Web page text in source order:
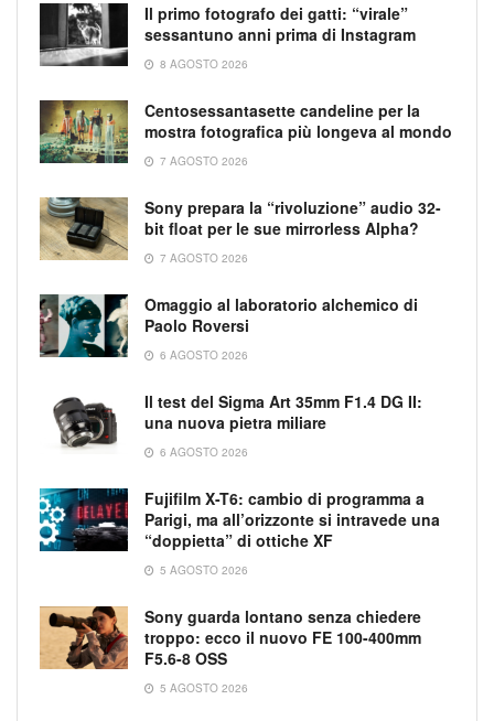
Il primo fotografo dei gatti: “virale”
sessantuno anni prima di Instagram
8 AGOSTO 2026
Centosessantasette candeline per la
mostra fotografica più longeva al mondo
7 AGOSTO 2026
Sony prepara la “rivoluzione” audio 32-
bit float per le sue mirrorless Alpha?
7 AGOSTO 2026
Omaggio al laboratorio alchemico di
Paolo Roversi
6 AGOSTO 2026
Il test del Sigma Art 35mm F1.4 DG II:
una nuova pietra miliare
6 AGOSTO 2026
Fujifilm X-T6: cambio di programma a
Parigi, ma all’orizzonte si intravede una
“doppietta” di ottiche XF
5 AGOSTO 2026
Sony guarda lontano senza chiedere
troppo: ecco il nuovo FE 100-400mm
F5.6-8 OSS
5 AGOSTO 2026